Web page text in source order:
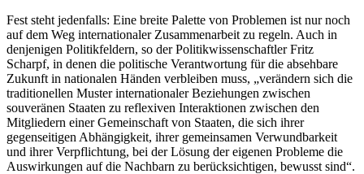
Fest steht jedenfalls: Eine breite Palette von Problemen ist nur noch
auf dem Weg internationaler Zusammenarbeit zu regeln. Auch in
denjenigen Politikfeldern, so der Politikwissenschaftler Fritz
Scharpf, in denen die politische Verantwortung für die absehbare
Zukunft in nationalen Händen verbleiben muss, „verändern sich die
traditionellen Muster internationaler Beziehungen zwischen
souveränen Staaten zu reflexiven Interaktionen zwischen den
Mitgliedern einer Gemeinschaft von Staaten, die sich ihrer
gegenseitigen Abhängigkeit, ihrer gemeinsamen Verwundbarkeit
und ihrer Verpflichtung, bei der Lösung der eigenen Probleme die
Auswirkungen auf die Nachbarn zu berücksichtigen, bewusst sind“.